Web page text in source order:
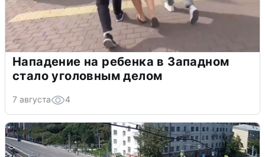
Нападение на ребенка в Западном
стало уголовным делом
7 августа 4